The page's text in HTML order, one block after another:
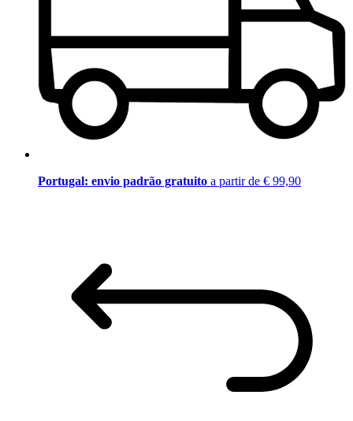
Portugal: envio padrão gratuito a partir de € 99,90